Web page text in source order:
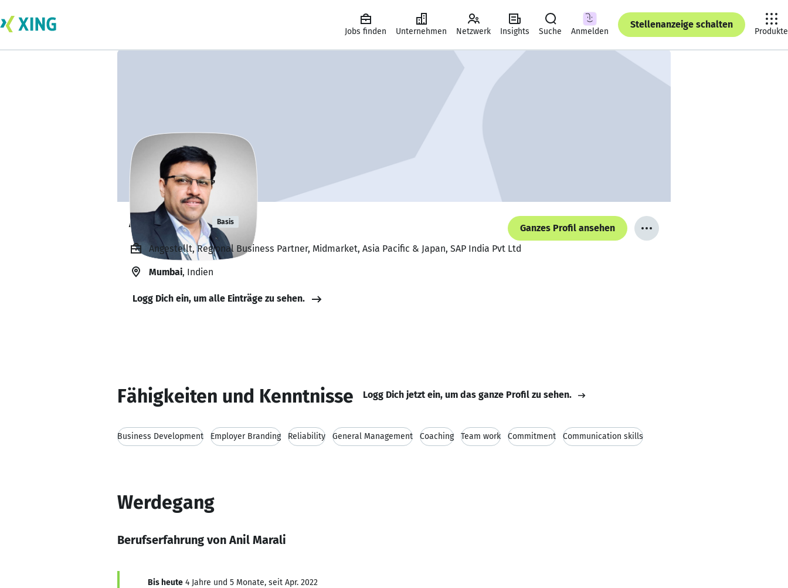
Jobs finden Unternehmen Netzwerk Insights Suche Anmelden
Stellenanzeige schalten
Produkte
Anil Marali Basis
Ganzes Profil ansehen
Angestellt, Regional Business Partner, Midmarket, Asia Pacific & Japan, SAP India Pvt Ltd
Mumbai, Indien
Logg Dich ein, um alle Einträge zu sehen.
Fähigkeiten und Kenntnisse Logg Dich jetzt ein, um das ganze Profil zu sehen.
Business Development Employer Branding Reliability General Management Coaching Team work Commitment Communication skills
Werdegang
Berufserfahrung von Anil Marali
Bis heute 4 Jahre und 5 Monate, seit Apr. 2022